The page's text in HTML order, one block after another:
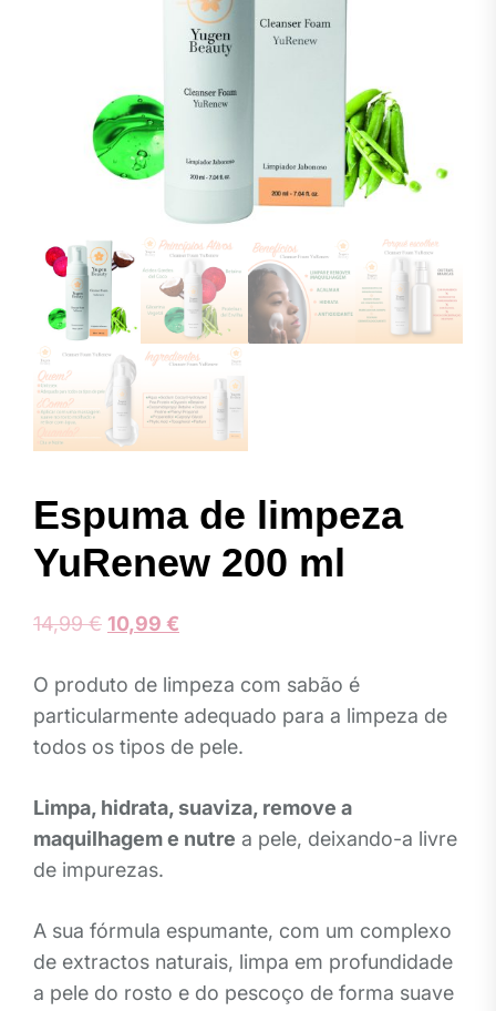
Espuma de limpeza
YuRenew 200 ml
14,99€ O
original
era:
14,99 €.
10,99 €
atual
é:
10,99 €.
O produto de limpeza com sabão é
particularmente adequado para a limpeza de
todos os tipos de pele.
Limpa, hidrata, suaviza, remove a
maquilhagem e nutre a pele, deixando-a livre
de impurezas.
A sua fórmula espumante, com um complexo
de extractos naturais, limpa em profundidade
a pele do rosto e do pescoço de forma suave